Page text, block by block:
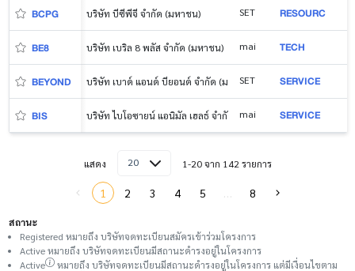
BCPG บริษัท บีซีพีจี จำกัด (มหาชน) SET RESOURC
BE8 บริษัท เบริล 8 พลัส จำกัด (มหาชน) mai TECH
BEYOND บริษัท เบาด์ แอนด์ บียอนด์ จำกัด (มหาชน)
SET SERVICE
BIS บริษัท ไบโอซายน์ แอนิมัล เฮลธ์ จำกัด (มหาชน)
mai SERVICE
แสดง 20 1-20 จาก 142 รายการ
1 2 3 4 5 8
สถานะ
Registered หมายถึง บริษัทจดทะเบียนสมัครเข้าร่วมโครงการ
Active หมายถึง บริษัทจดทะเบียนมีสถานะดำรงอยู่ในโครงการ
Active
หมายถึง บริษัทจดทะเบียนมีสถานะดำรงอยู่ในโครงการ แต่มีเงื่อนไขตาม